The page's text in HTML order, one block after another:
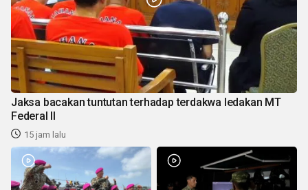
Jaksa bacakan tuntutan terhadap terdakwa ledakan MT
Federal II
15 jam lalu